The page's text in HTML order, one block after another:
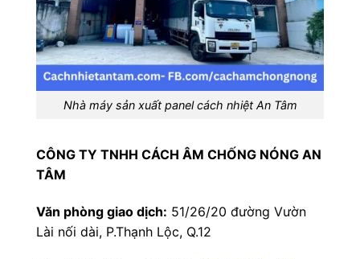
Nhà máy sản xuất panel cách nhiệt An Tâm
CÔNG TY TNHH CÁCH ÂM CHỐNG NÓNG AN
TÂM
Văn phòng giao dịch: 51/26/20 đường Vườn
Lài nối dài, P.Thạnh Lộc, Q.12